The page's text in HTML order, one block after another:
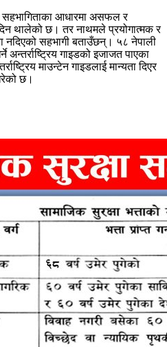
सहभागिताका आधारमा असफल र
थालेको छ। तर नाथमले प्रयोगात्मक र
सहभागी बताउँछन्। ५८ नेपाली
अन्तर्राष्ट्रिय गाइडको इजाजत पाएका
माउन्टेन गाइडलाई मान्यता दिएर
छ।